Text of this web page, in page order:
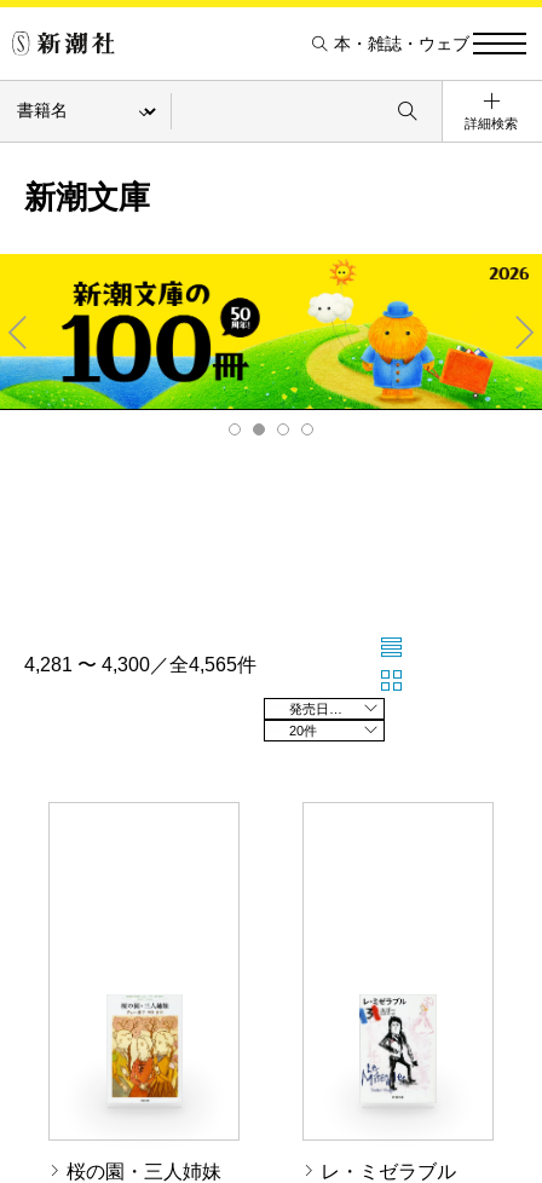
本・雑誌・ウェブ
詳細検索
新潮文庫
Pre
v
Ne
xt
4,281 〜 4,300／全4,565件
20件
桜の園・三人姉妹
レ・ミゼラブル